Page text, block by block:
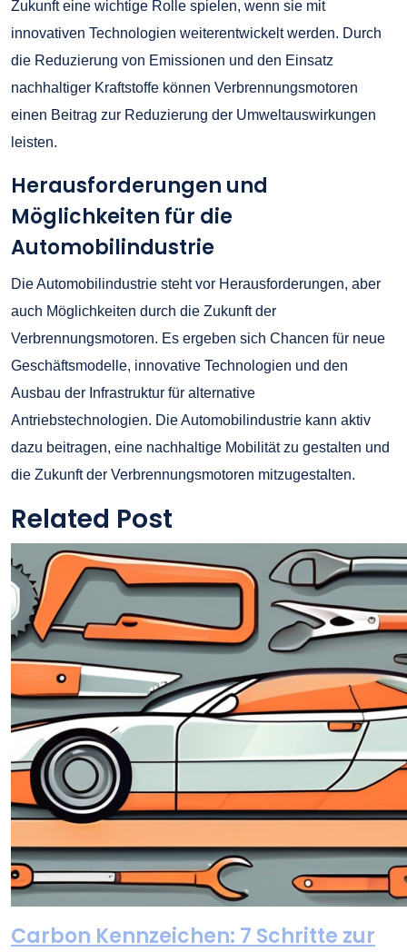
Zukunft eine wichtige Rolle spielen, wenn sie mit
innovativen Technologien weiterentwickelt werden. Durch
die Reduzierung von Emissionen und den Einsatz
nachhaltiger Kraftstoffe können Verbrennungsmotoren
einen Beitrag zur Reduzierung der Umweltauswirkungen
leisten.
Herausforderungen und
Möglichkeiten für die
Automobilindustrie
Die Automobilindustrie steht vor Herausforderungen, aber
auch Möglichkeiten durch die Zukunft der
Verbrennungsmotoren. Es ergeben sich Chancen für neue
Geschäftsmodelle, innovative Technologien und den
Ausbau der Infrastruktur für alternative
Antriebstechnologien. Die Automobilindustrie kann aktiv
dazu beitragen, eine nachhaltige Mobilität zu gestalten und
die Zukunft der Verbrennungsmotoren mitzugestalten.
Related Post
Carbon Kennzeichen: 7 Schritte zur